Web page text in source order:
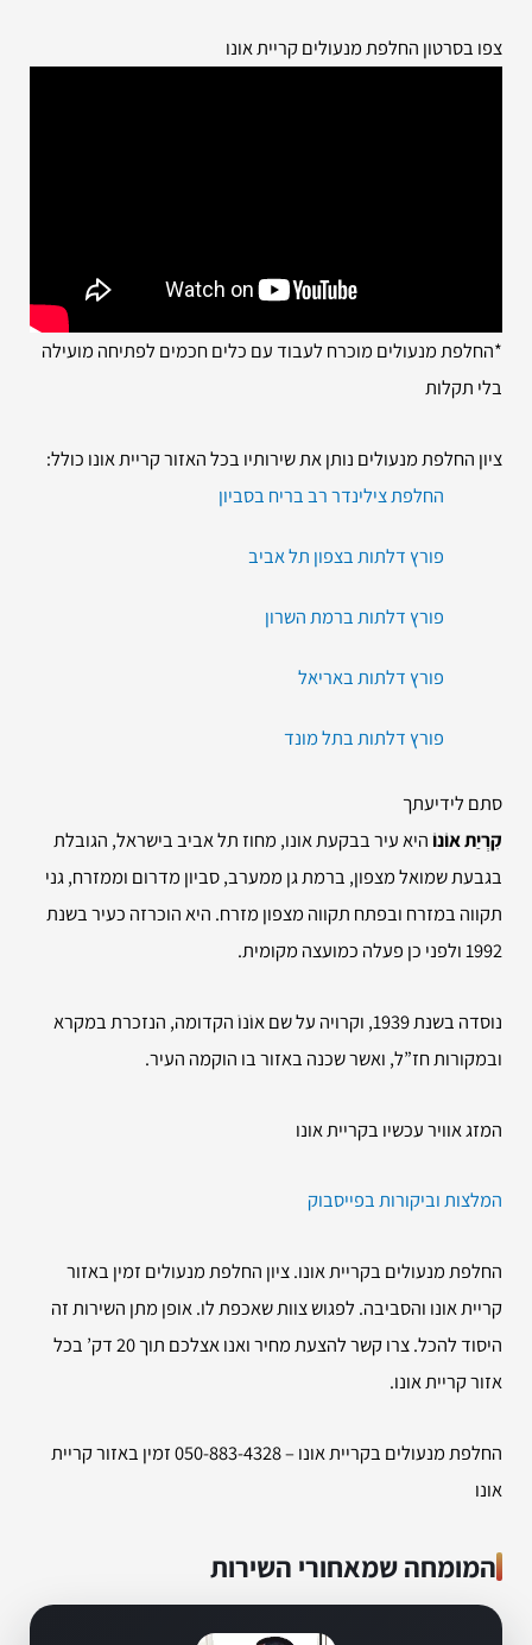
צפו בסרטון החלפת מנעולים קריית אונו
*החלפת מנעולים מוכרח לעבוד עם כלים חכמים לפתיחה מועילה
בלי תקלות
ציון החלפת מנעולים נותן את שירותיו בכל האזור קריית אונו כולל:
החלפת צילינדר רב בריח בסביון
פורץ דלתות בצפון תל אביב
פורץ דלתות ברמת השרון
פורץ דלתות באריאל
פורץ דלתות בתל מונד
סתם לידיעתך
קִרְיַת אוֹנוֹהיא עיר בבקעת אונו, מחוז תל אביב בישראל, הגובלת
בגבעת שמואל מצפון, ברמת גן ממערב, סביון מדרום וממזרח, גני
תקווה במזרח ובפתח תקווה מצפון מזרח. היא הוכרזה כעיר בשנת
1992 ולפני כן פעלה כמועצה מקומית.
נוסדה בשנת 1939, וקרויה על שם אוֹנוֹ הקדומה, הנזכרת במקרא
ובמקורות חז”ל, ואשר שכנה באזור בו הוקמה העיר.
המזג אוויר עכשיו בקריית אונו
המלצות וביקורות בפייסבוק
החלפת מנעולים בקריית אונו. ציון החלפת מנעולים זמין באזור
קריית אונו והסביבה. לפגוש צוות שאכפת לו. אופן מתן השירות זה
היסוד להכל. צרו קשר להצעת מחיר ואנו אצלכם תוך 20 דק’ בכל
אזור קריית אונו.
החלפת מנעולים בקריית אונו – 050-883-4328 זמין באזור קריית
אונו
המומחה שמאחורי השירות